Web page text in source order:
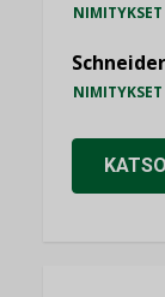
NIMITYKSET
NIMITYKSET